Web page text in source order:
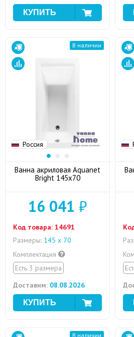
Россия
В наличии
Ванна акриловая Aquanet
Bright 145x70
16 041 ₽
Код товара: 14691
Размеры: 145 x 70
Комплектация
Есть 3 размера
Доставим: 08.08.2026
В наличии